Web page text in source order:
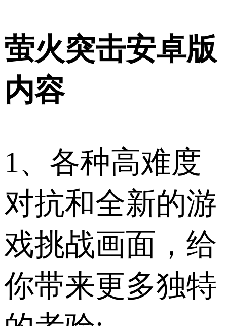
萤火突击安卓版
内容
1、各种高难度
对抗和全新的游
戏挑战画面，给
你带来更多独特